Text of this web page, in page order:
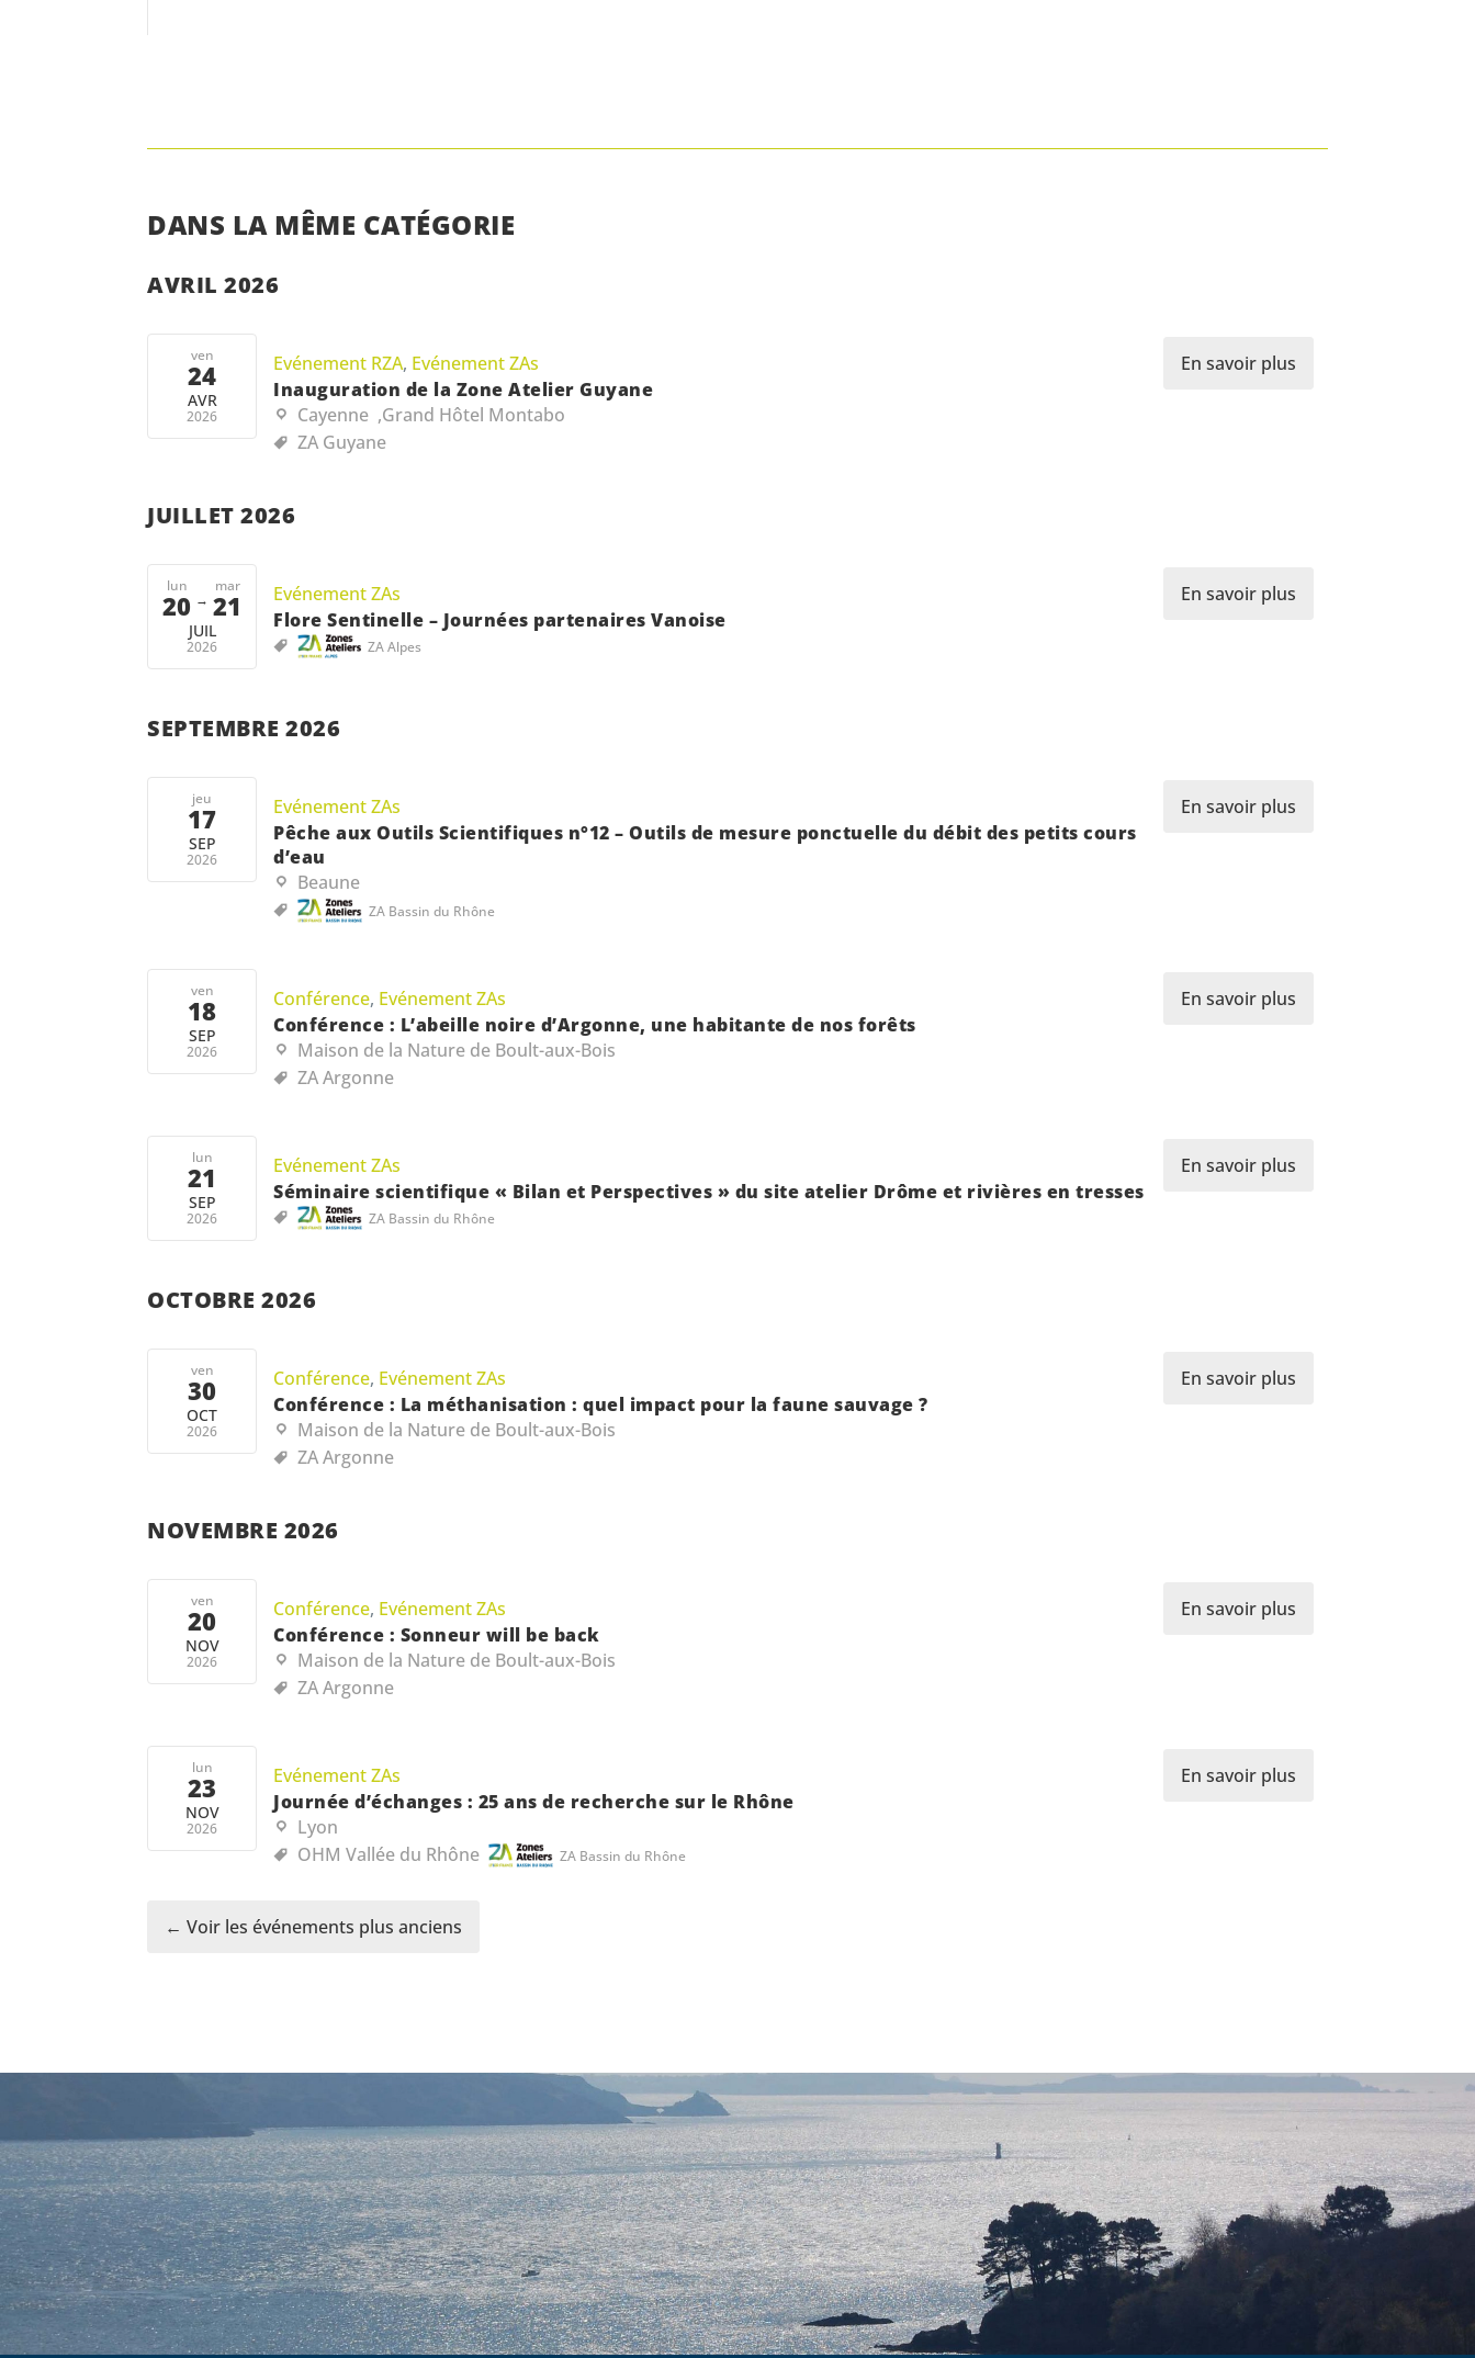
DANS LA MÊME CATÉGORIE
AVRIL 2026
ven
24
AVR
2026
Evénement RZA, Evénement ZAs
Inauguration de la Zone Atelier Guyane
Cayenne ,Grand Hôtel Montabo
ZA Guyane
En savoir plus
JUILLET 2026
lun
20 →
mar
21
JUIL
2026
Evénement ZAs
Flore Sentinelle – Journées partenaires Vanoise
ZA Alpes
En savoir plus
SEPTEMBRE 2026
jeu
17
SEP
2026
Evénement ZAs
Pêche aux Outils Scientifiques n°12 – Outils de mesure ponctuelle du débit des petits cours
d’eau
Beaune
ZA Bassin du Rhône
En savoir plus
ven
18
SEP
2026
Conférence, Evénement ZAs
Conférence : L’abeille noire d’Argonne, une habitante de nos forêts
Maison de la Nature de Boult-aux-Bois
ZA Argonne
En savoir plus
lun
21
SEP
2026
Evénement ZAs
Séminaire scientifique « Bilan et Perspectives » du site atelier Drôme et rivières en tresses
ZA Bassin du Rhône
En savoir plus
OCTOBRE 2026
ven
30
OCT
2026
Conférence, Evénement ZAs
Conférence : La méthanisation : quel impact pour la faune sauvage ?
Maison de la Nature de Boult-aux-Bois
ZA Argonne
En savoir plus
NOVEMBRE 2026
ven
20
NOV
2026
Conférence, Evénement ZAs
Conférence : Sonneur will be back
Maison de la Nature de Boult-aux-Bois
ZA Argonne
En savoir plus
lun
23
NOV
2026
Evénement ZAs
Journée d’échanges : 25 ans de recherche sur le Rhône
Lyon
OHM Vallée du Rhône
ZA Bassin du Rhône
En savoir plus
← Voir les événements plus anciens